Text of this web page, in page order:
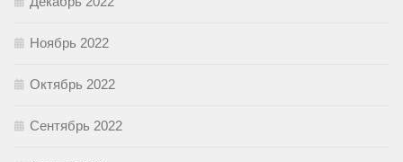
Ноябрь 2022
Октябрь 2022
Сентябрь 2022